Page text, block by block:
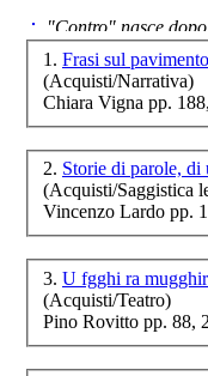
Il
Il
"Contro" nasce
cominciato con la
ripensaremarx. i saggi
questa collaborazione
è teorica, sempre però
presente fase.
Acquista ora...
A feed could not be
http://www.lastampa.it/
1. Frasi sul
(Acquisti/Narrativa)
Chiara Vigna pp.
2. Storie di parole,
(Acquisti/Saggistica
Vincenzo Lardo pp.
3. U fgghi ra
(Acquisti/Teatro)
Pino Rovitto pp. 88,